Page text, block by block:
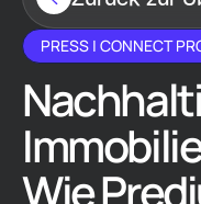
PRESS | CONNECT
Wie